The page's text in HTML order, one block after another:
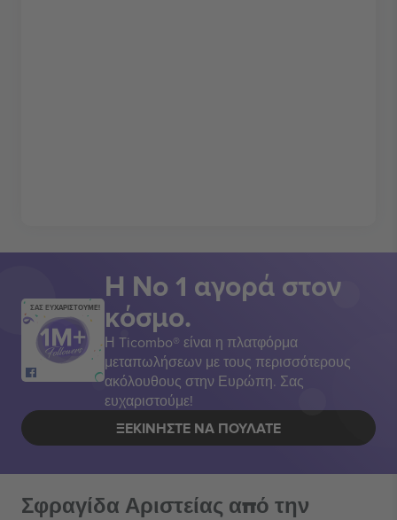
ΣΑΣ ΕΥΧΑΡΙΣΤΟΥΜΕ!
Η Νο 1 αγορά στον
κόσμο.
Η Ticombo® είναι η πλατφόρμα
μεταπωλήσεων με τους περισσότερους
ακόλουθους στην Ευρώπη. Σας
ευχαριστούμε!
ΞΕΚΙΝΉΣΤΕ ΝΑ ΠΟΥΛΆΤΕ
Σφραγίδα Αριστείας από την